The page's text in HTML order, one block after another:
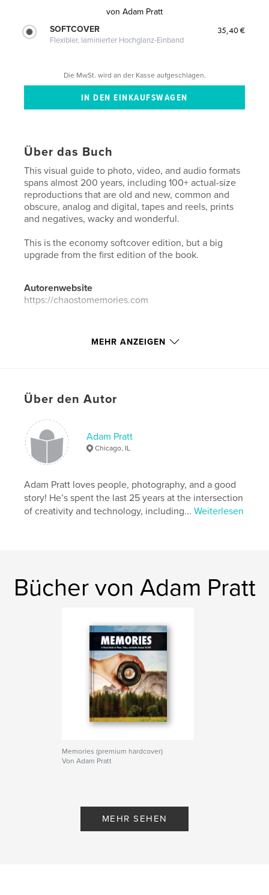
von Adam Pratt
SOFTCOVER
Flexibler, laminierter Hochglanz-Einband
35,40 €
Die MwSt. wird an der Kasse aufgeschlagen.
Über das Buch
This visual guide to photo, video, and audio formats
spans almost 200 years, including 100+ actual-size
reproductions that are old and new, common and
obscure, analog and digital, tapes and reels, prints
and negatives, wacky and wonderful.
This is the economy softcover edition, but a big
upgrade from the first edition of the book.
Autorenwebsite
https://chaostomemories.com
Eigenschaften und Details
Projektoption:20×25 cm
ISBN
Softcover: 9798211169043
Veröffentlichungsdatum:
SpracheEnglish
Schlüsselwörter
photography , film , negatives , slides ,
MEHR ANZEIGEN
Über den Autor
Adam Pratt
Chicago, IL
Adam Pratt loves people, photography, and a good
story! He’s spent the last 25 years at the intersection
of creativity and technology, including...Weiterlesen
Bücher von Adam Pratt
Memories (premium hardcover)
Von Adam Pratt
MEHR SEHEN